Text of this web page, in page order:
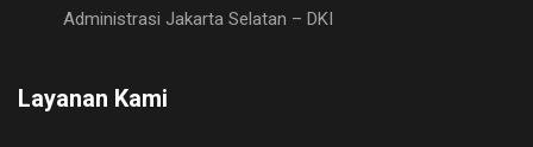
Administrasi Jakarta Selatan – DKI
Layanan Kami